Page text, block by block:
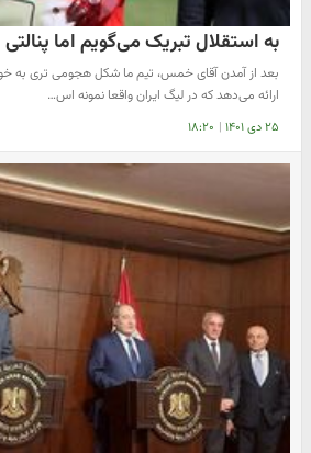
به استقلال تبریک می‌گویم اما
بعد از آمدن آقای خمس، تیم ما شکل هجومی تری به
ارائه می‌دهد که در لیگ ایران واقعا نمونه اس…
۲۵ دی ۱۴۰۱ | ۱۸:۲۰